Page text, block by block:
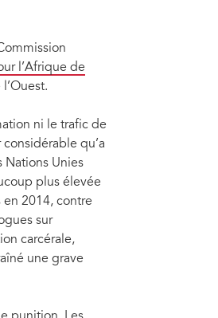
l’Afrique de
ni le trafic de
qu’a
Nations Unies
plus élevée
en 2014, contre
sur
carcérale,
une grave